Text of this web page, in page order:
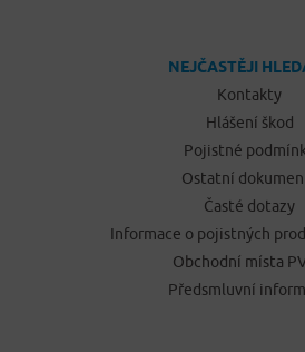
NEJČASTĚJI
Kontakty
Hlášení škod
Pojistné
Ostatní
Časté dotazy
Informace o pojistných
Obchodní místa
Předsmluvní